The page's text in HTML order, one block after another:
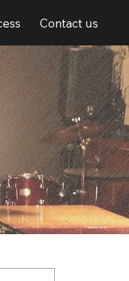
Contact us